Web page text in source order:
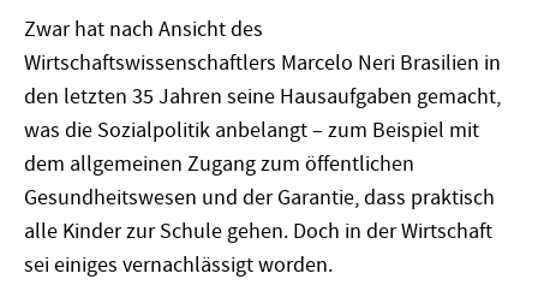
Zwar hat nach Ansicht des
Wirtschaftswissenschaftlers Marcelo Neri Brasilien in
den letzten 35 Jahren seine Hausaufgaben gemacht,
was die Sozialpolitik anbelangt – zum Beispiel mit
dem allgemeinen Zugang zum öffentlichen
Gesundheitswesen und der Garantie, dass praktisch
alle Kinder zur Schule gehen. Doch in der Wirtschaft
sei einiges vernachlässigt worden.